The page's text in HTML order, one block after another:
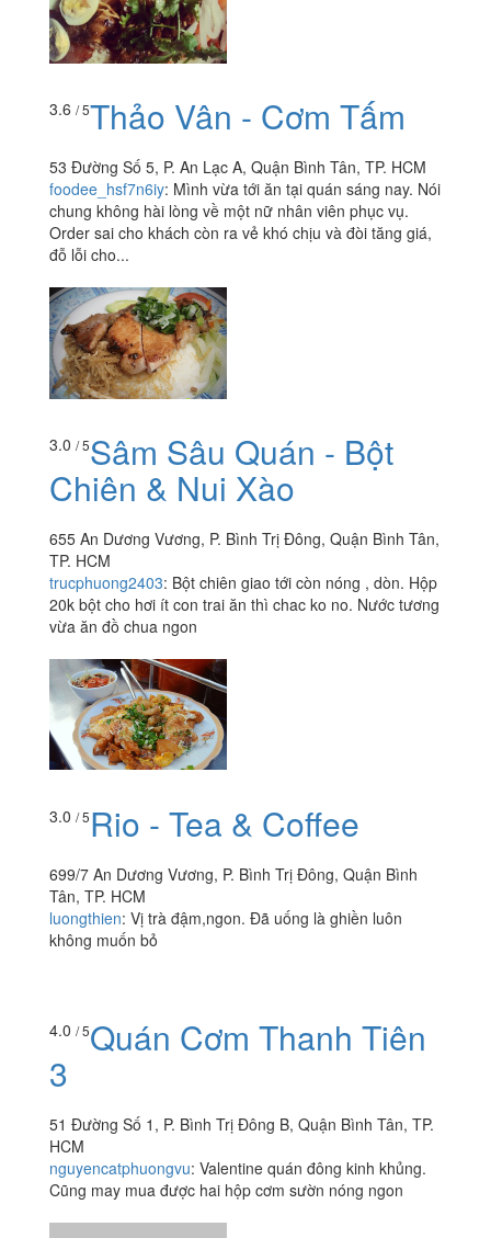
3.6 / 5Thảo Vân - Cơm Tấm
53 Đường Số 5, P. An Lạc A, Quận Bình Tân, TP. HCM
foodee_hsf7n6iy: Mình vừa tới ăn tại quán sáng nay. Nói
chung không hài lòng về một nữ nhân viên phục vụ.
Order sai cho khách còn ra vẻ khó chịu và đòi tăng giá,
đỗ lỗi cho...
3.0 / 5Sâm Sâu Quán - Bột
Chiên & Nui Xào
655 An Dương Vương, P. Bình Trị Đông, Quận Bình Tân,
TP. HCM
trucphuong2403: Bột chiên giao tới còn nóng , dòn. Hộp
20k bột cho hơi ít con trai ăn thì chac ko no. Nước tương
vừa ăn đồ chua ngon
3.0 / 5Rio - Tea & Coffee
699/7 An Dương Vương, P. Bình Trị Đông, Quận Bình
Tân, TP. HCM
luongthien: Vị trà đậm,ngon. Đã uống là ghiền luôn
không muốn bỏ
4.0/ 5Quán Cơm Thanh Tiên
3